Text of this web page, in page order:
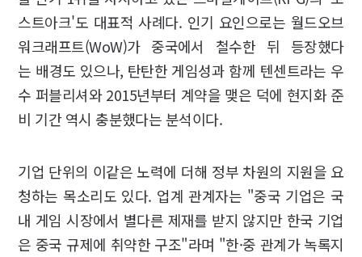
스트아크'도 대표적 사례다. 인기 요인으로는 월드오브
워크래프트(WoW)가 중국에서 철수한 뒤 등장했다
는 배경도 있으나, 탄탄한 게임성과 함께 텐센트라는 우
수 퍼블리셔와 2015년부터 계약을 맺은 덕에 현지화 준
비 기간 역시 충분했다는 분석이다.
기업 단위의 이같은 노력에 더해 정부 차원의 지원을 요
청하는 목소리도 있다. 업계 관계자는 "중국 기업은 국
내 게임 시장에서 별다른 제재를 받지 않지만 한국 기업
은 중국 규제에 취약한 구조"라며 "한·중 관계가 녹록지